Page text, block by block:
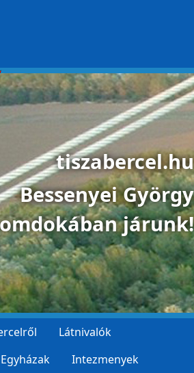
tiszabercel.hu
Bessenyei György
járunk!
Látnivalók
Egyházak
Intezmenyek